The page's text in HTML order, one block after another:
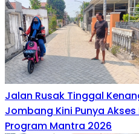
Jalan Rusak Tinggal
Jombang Kini Punya
Program Mantra 2026